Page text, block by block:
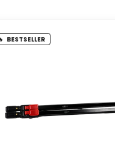
BESTSELLER